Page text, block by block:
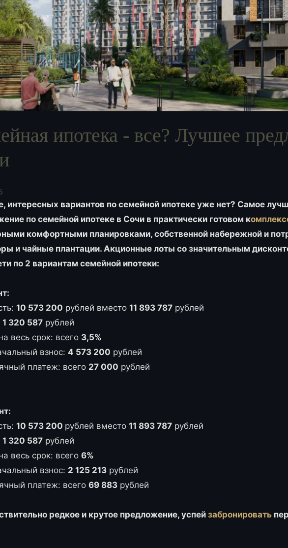
ипотека - все? Лучшее
интересных вариантов по семейной ипотеке уже нет? Самое
по семейной ипотеке в Сочи в практически готовом к
комфортными планировками, собственной набережной и
и чайные плантации. Акционные лоты со значительным
по 2 вариантам семейной ипотеки:
10 573 200 рублей вместо 11 893 787 рублей
1 320 587 рублей
весь срок: всего 3,5%
взнос: 4 573 200 рублей
платеж: всего 27 000 рублей
10 573 200 рублей вместо 11 893 787 рублей
1 320 587 рублей
весь срок: всего 6%
взнос: 2 125 213 рублей
платеж: всего 69 883 рублей
редкое и крутое предложение, успей забронировать